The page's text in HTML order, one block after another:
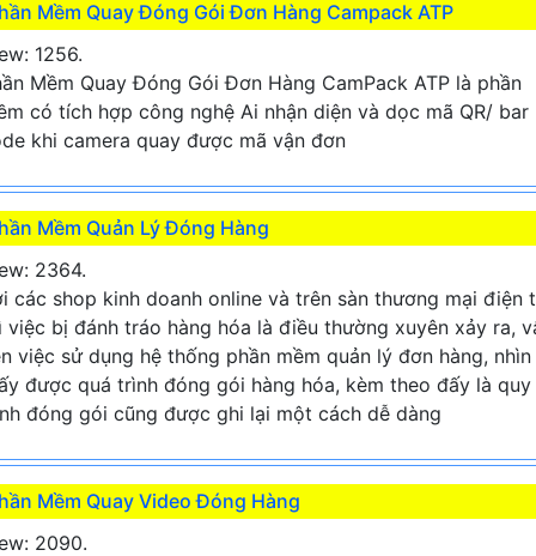
Mềm Quay Đóng Gói Đơn Hàng Campack ATP
1256.
Mềm Quay Đóng Gói Đơn Hàng CamPack ATP là phần
có tích hợp công nghệ Ai nhận diện và dọc mã QR/ bar
khi camera quay được mã vận đơn
Mềm Quản Lý Đóng Hàng
2364.
các shop kinh doanh online và trên sàn thương mại điện
việc bị đánh tráo hàng hóa là điều thường xuyên xảy ra,
việc sử dụng hệ thống phần mềm quản lý đơn hàng, nhìn
được quá trình đóng gói hàng hóa, kèm theo đấy là quy
đóng gói cũng được ghi lại một cách dễ dàng
Mềm Quay Video Đóng Hàng
2090.